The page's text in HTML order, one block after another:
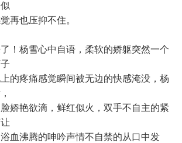
再也压抑不住。
杨雪心中自语，柔软的娇躯突然一个
的疼痛感觉瞬间被无边的快感淹没，杨
娇艳欲滴，鲜红似火，双手不自主的紧
血沸腾的呻吟声情不自禁的从口中发